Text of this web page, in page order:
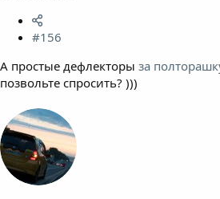
#156
А простые дефлекторы за
позвольте спросить? )))